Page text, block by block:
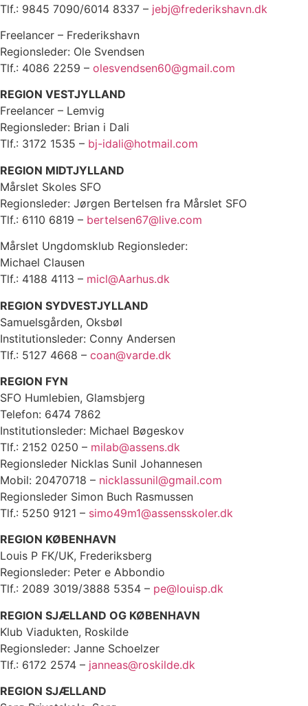
Tlf.: 9845 7090/6014 8337 – jebj@frederikshavn.dk
Freelancer – Frederikshavn
Regionsleder: Ole Svendsen
Tlf.: 4086 2259 – olesvendsen60@gmail.com
REGION VESTJYLLAND
Freelancer – Lemvig
Regionsleder: Brian i Dali
Tlf.: 3172 1535 – bj-idali@hotmail.com
REGION MIDTJYLLAND
Mårslet Skoles SFO
Regionsleder: Jørgen Bertelsen fra Mårslet SFO
Tlf.: 6110 6819 – bertelsen67@live.com
Mårslet Ungdomsklub Regionsleder:
Michael Clausen
Tlf.: 4188 4113 – micl@Aarhus.dk
REGION SYDVESTJYLLAND
Samuelsgården, Oksbøl
Institutionsleder: Conny Andersen
Tlf.: 5127 4668 – coan@varde.dk
REGION FYN
SFO Humlebien, Glamsbjerg
Telefon: 6474 7862
Institutionsleder: Michael Bøgeskov
Tlf.: 2152 0250 – milab@assens.dk
Regionsleder Nicklas Sunil Johannesen
Mobil: 20470718 – nicklassunil@gmail.com
Regionsleder Simon Buch Rasmussen
Tlf.: 5250 9121 – simo49m1@assensskoler.dk
REGION KØBENHAVN
Louis P FK/UK, Frederiksberg
Regionsleder: Peter e Abbondio
Tlf.: 2089 3019/3888 5354 – pe@louisp.dk
REGION SJÆLLAND OG KØBENHAVN
Klub Viadukten, Roskilde
Regionsleder: Janne Schoelzer
Tlf.: 6172 2574 – janneas@roskilde.dk
REGION SJÆLLAND